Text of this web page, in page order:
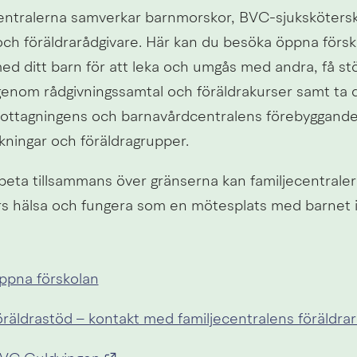
samverkar barnmorskor, BVC-
föräldrarådgivare. Här kan du besöka öppna
ditt barn för att leka och umgås med andra, få
rådgivningssamtal och föräldrakurser samt ta
och barnavårdcentralens
och föräldragrupper.
tillsammans över gränserna kan
hälsa och fungera som en mötesplats med barnet
förskolan
– kontakt med familjecentralens